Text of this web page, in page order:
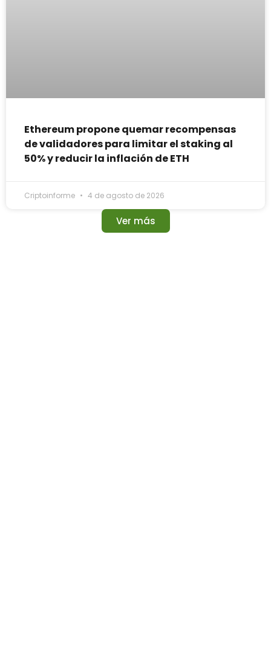
Ethereum propone quemar recompensas
de validadores para limitar el staking al
50% y reducir la inflación de ETH
Criptoinforme 4 de agosto de 2026
Ver más